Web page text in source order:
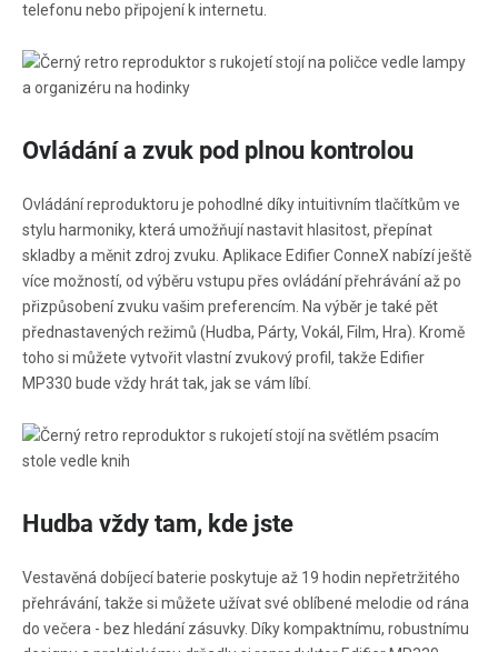
telefonu nebo připojení k internetu.
Ovládání a zvuk pod plnou kontrolou
Ovládání reproduktoru je pohodlné díky intuitivním tlačítkům ve
stylu harmoniky, která umožňují nastavit hlasitost, přepínat
skladby a měnit zdroj zvuku. Aplikace Edifier ConneX nabízí ještě
více možností, od výběru vstupu přes ovládání přehrávání až po
přizpůsobení zvuku vašim preferencím. Na výběr je také pět
přednastavených režimů (Hudba, Párty, Vokál, Film, Hra). Kromě
toho si můžete vytvořit vlastní zvukový profil, takže Edifier
MP330 bude vždy hrát tak, jak se vám líbí.
Hudba vždy tam, kde jste
Vestavěná dobíjecí baterie poskytuje až 19 hodin nepřetržitého
přehrávání, takže si můžete užívat své oblíbené melodie od rána
do večera - bez hledání zásuvky. Díky kompaktnímu, robustnímu